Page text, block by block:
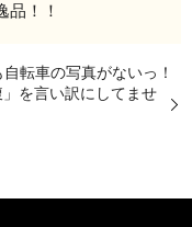
品！！
転車の写真がないっ！
を言い訳にしてませ